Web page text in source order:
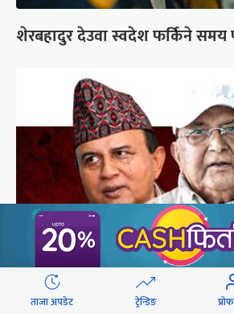
शेरबहादुर देउवा स्वदेश फर्किने समय
गुन्डुमा अड्किए एमाले पुनर्गठनका
ताजा अपडेट ट्रेन्डिङ